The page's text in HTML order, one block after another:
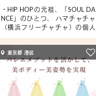
・HIP HOPの元祖、「SOUL DA
NCE」のひとつ、 ハマチャチャ
（横浜フリーチャチャ）の個人
東京都 港区